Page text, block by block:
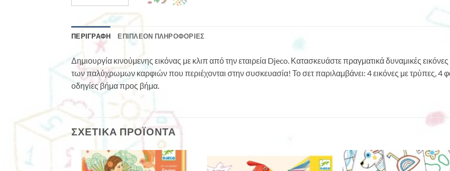
ΠΕΡΙΓΡΑΦΉ ΕΠΙΠΛΈΟΝ ΠΛΗΡΟΦΟΡΊΕΣ
Δημιουργία κινούμενης εικόνας με κλιπ από την εταιρεία Djeco. Κατασκευάστε πραγματικά δυναμικές εικόνες
των παλύχρωμων καρφιών που περιέχονται στην συσκευασία! Το σετ παριλαμβάνει: 4 εικόνες με τρύπες, 4
οδηγίες βήμα προς βήμα.
ΣΧΕΤΙΚΆ ΠΡΟΪΌΝΤΑ